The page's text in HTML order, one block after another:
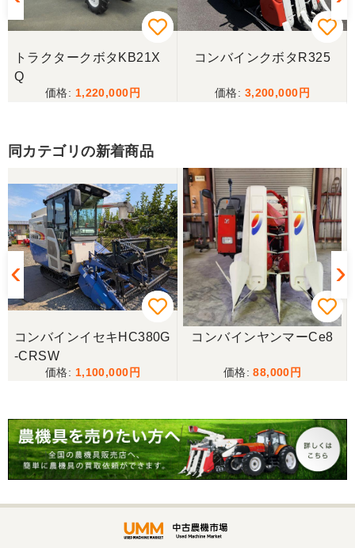
す
岐阜県／田畑
しっかり整備をしてくださり安心して購入させてい
ただきましたありがとうございます
岐阜県／長池松広
この度は、コンバイン購入に際しまして、納品日に
際しては、ご配慮頂き誠にありがとうございまし
た。本当に助かりました。
急なお願いにも対応ありがとうございました。 あり
がとうございました。 親切に対応していただきまし
岐阜県／横倉林
ありがとうございます。
岐阜県／横倉林
トラクタークボタKB21X
Q
1,220,000
コンバインクボタR325
3,200,000
同カテゴリの新着商品
コンバインイセキHC380G
-CRSW
1,100,000
コンバインヤンマーCe8
88,000